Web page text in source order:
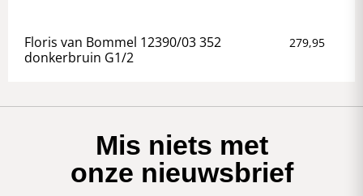
Floris van Bommel 12390/03 352
donkerbruin G1/2
279,95
Mis niets met
onze nieuwsbrief